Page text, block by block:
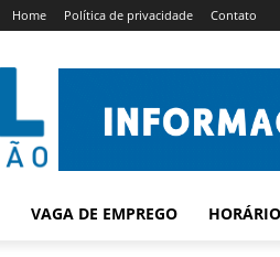
Home Política de privacidade Contato
VAGA DE EMPREGO